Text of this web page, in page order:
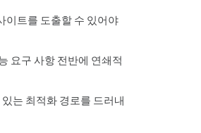
이트를 도출할 수 있어야
요구 사항 전반에 연쇄적
는 최적화 경로를 드러내